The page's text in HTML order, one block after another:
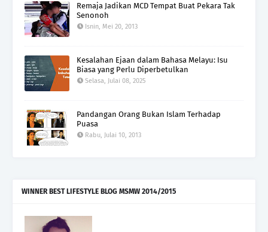
Remaja Jadikan MCD Tempat Buat Pekara Tak
Senonoh
Isnin, Mei 20, 2013
Kesalahan Ejaan dalam Bahasa Melayu: Isu
Biasa yang Perlu Diperbetulkan
Selasa, Julai 08, 2025
Pandangan Orang Bukan Islam Terhadap
Puasa
Rabu, Julai 10, 2013
WINNER BEST LIFESTYLE BLOG MSMW 2014/2015